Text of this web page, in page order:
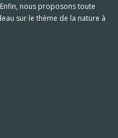
nous proposons toute
sur le thème de la nature à